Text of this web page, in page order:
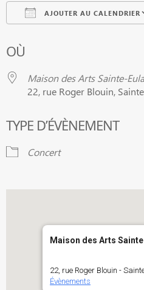
AJOUTER AU CALENDRIER
OÙ
Maison des Arts Sainte-
22, rue Roger Blouin,
TYPE D’ÉVÈNEMENT
Concert
Maison des Arts
22, rue Roger Blouin -
Évènements